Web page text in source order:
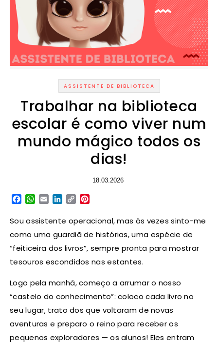
ASSISTENTE DE BIBLIOTECA
Trabalhar na biblioteca
escolar é como viver num
mundo mágico todos os
dias!
18.03.2026
Facebook
WhatsApp
EmailLinkedIn
Copy
Sou assistente operacional, mas às vezes sinto-me
como uma guardiã de histórias, uma espécie de
“feiticeira dos livros”, sempre pronta para mostrar
tesouros escondidos nas estantes.
Logo pela manhã, começo a arrumar o nosso
“castelo do conhecimento”: coloco cada livro no
seu lugar, trato dos que voltaram de novas
aventuras e preparo o reino para receber os
pequenos exploradores — os alunos! Eles entram